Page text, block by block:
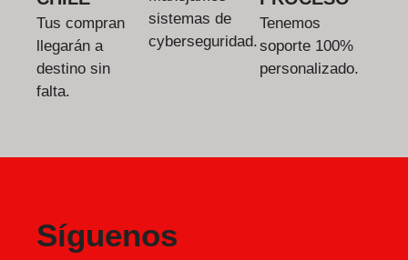
Tus compran
llegarán a
destino sin
falta.
sistemas de
cyberseguridad.
Tenemos
soporte 100%
personalizado.
Síguenos